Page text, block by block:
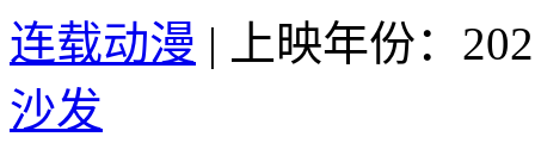
连载动漫 |
上映年份：
沙发